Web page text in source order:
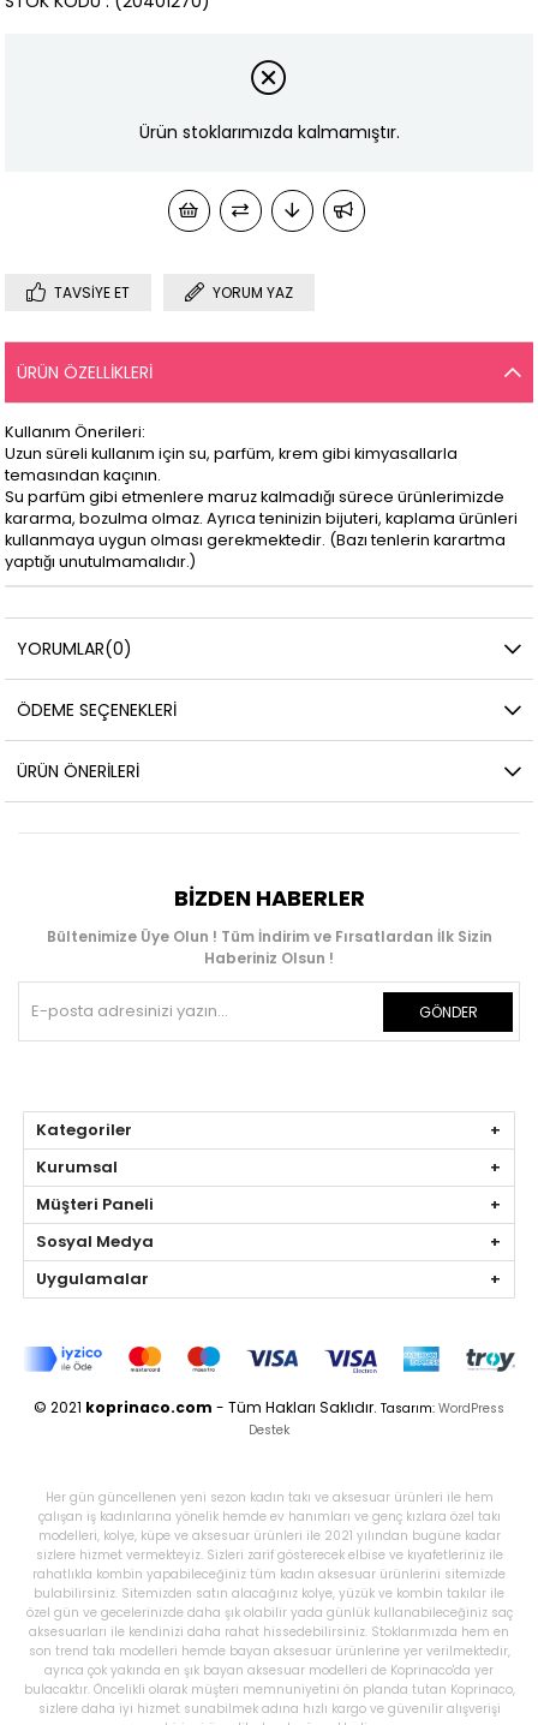
Ürün stoklarımızda kalmamıştır.
TAVSIYE ET YORUM YAZ
ÜRÜN ÖZELLIKLERI
Kullanım Önerileri:
Uzun süreli kullanım için su, parfüm, krem gibi kimyasallarla
temasından kaçının.
Su parfüm gibi etmenlere maruz kalmadığı sürece ürünlerimizde
kararma, bozulma olmaz. Ayrıca teninizin bijuteri, kaplama ürünleri
kullanmaya uygun olması gerekmektedir. (Bazı tenlerin karartma
yaptığı unutulmamalıdır.)
YORUMLAR(0)
ÖDEME SEÇENEKLERI
ÜRÜN ÖNERILERI
BIZDEN HABERLER
Bültenimize Üye Olun ! Tüm İndirim ve Fırsatlardan İlk Sizin
Haberiniz Olsun !
GÖNDER
Kategoriler
Kurumsal
Müşteri Paneli
Sosyal Medya
Uygulamalar
© 2021 koprinaco.com - Tüm Hakları Saklıdır. Tasarım: WordPress
Destek
Her gün güncellenen yeni sezon kadın takı ve aksesuar ürünleri ile hem
çalışan iş kadınlarına yönelik hemde ev hanımları ve genç kızlara özel takı
modelleri, kolye, küpe ve aksesuar ürünleri ile 2021 yılından bugüne kadar
sizlere hizmet vermekteyiz. Sizleri zarif gösterecek elbise ve kıyafetleriniz ile
rahatlıkla kombin yapabileceğiniz tüm kadın aksesuar ürünlerini sitemizde
bulabilirsiniz. Sitemizden satın alacağınız kolye, yüzük ve kombin takılar ile
özel gün ve gecelerinizde daha şık olabilir yada günlük kullanabileceğiniz saç
aksesuarları ile kendinizi daha rahat hissedebilirsiniz. Stoklarımızda hem en
son trend takı modelleri hemde bayan aksesuar ürünlerine yer verilmektedir,
ayrıca çok yakında en şık bayan aksesuar modelleri de Koprinaco'da yer
bulacaktır. Öncelikli olarak müşteri memnuniyetini ön planda tutan Koprinaco,
sizlere daha iyi hizmet sunabilmek adına hızlı kargo ve güvenilir alışverişi